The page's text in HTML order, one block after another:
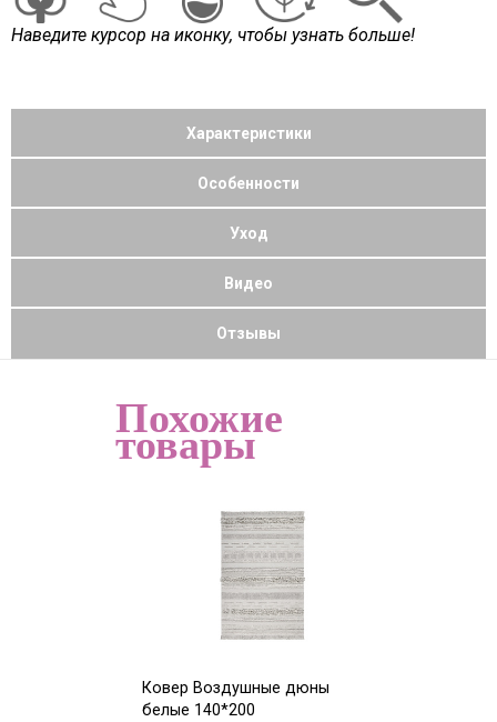
Наведите курсор на иконку, чтобы узнать больше!
Характеристики
Особенности
Уход
Видео
Отзывы
Похожие
товары
Ковер Воздушные дюны
белые 140*200